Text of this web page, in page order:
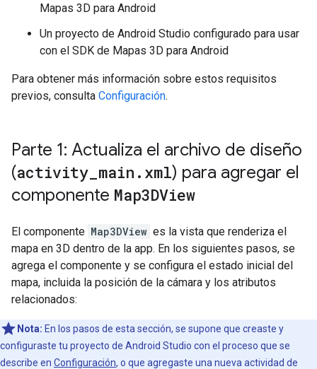
Mapas 3D para Android
Un proyecto de Android Studio configurado para usar
con el SDK de Mapas 3D para Android
Para obtener más información sobre estos requisitos
previos, consulta Configuración.
Parte 1: Actualiza el archivo de diseño
(activity main . xml) para agregar el
componente Map3DView
El componente Map3DView es la vista que renderiza el
mapa en 3D dentro de la app. En los siguientes pasos, se
agrega el componente y se configura el estado inicial del
mapa, incluida la posición de la cámara y los atributos
relacionados:
Nota: En los pasos de esta sección, se supone que creaste y
configuraste tu proyecto de Android Studio con el proceso que se
describe en Configuración, o que agregaste una nueva actividad de